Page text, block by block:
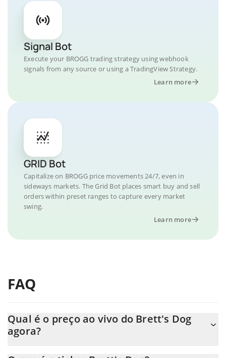
Signal Bot
Execute your BROGG trading strategy using webhook
signals from any source or using a TradingView Strategy.
Learn more
GRID Bot
Capitalize on BROGG price movements 24/7, even in
sideways markets. The Grid Bot places smart buy and sell
orders within preset ranges to capture every market
swing.
Learn more
FAQ
Qual é o preço ao vivo do Brett's Dog
agora?